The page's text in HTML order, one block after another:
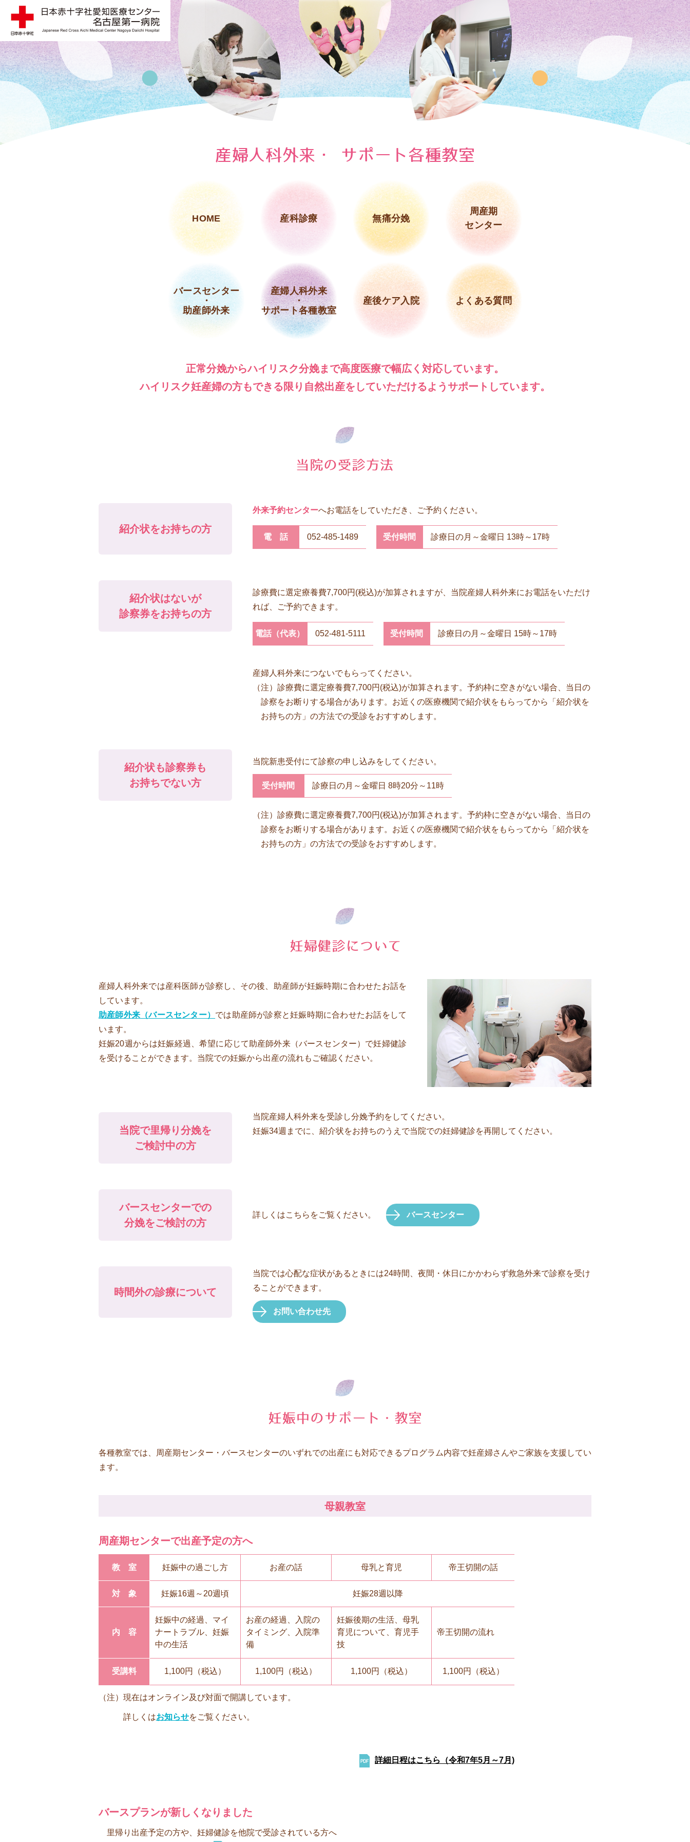
日本赤十字社 愛知医療センター名古屋第一病院
産婦人科外来・ サポート各種教室
HOME 産科診療 無痛分娩
周産期
センター
バースセンター
・
助産師外来
産婦人科外来
・
サポート各種教室
産後ケア入院 よくある質問
正常分娩からハイリスク分娩まで高度医療で幅広く対応しています。
ハイリスク妊産婦の方もできる限り自然出産をしていただけるようサポートしています。
紹介状をお持ちの方
外来予約センターへお電話をしていただき、ご予約ください。
電話 052-485-1489 受付時間 診療日の月～金曜日 13時～17時
紹介状はないが
診察券をお持ちの方
診療費に選定療養費7,700円(税込)が加算されますが、当院産婦人科外来にお電話をいただけ
れば、ご予約できます。
電話（代表） 052-481-5111 受付時間 診療日の月～金曜日 15時～17時
産婦人科外来につないでもらってください。
（注） 診療費に選定療養費7,700円(税込)が加算されます。予約枠に空きがない場合、当日の
診察をお断りする場合があります。お近くの医療機関で紹介状をもらってから「紹介状を
お持ちの方」の方法での受診をおすすめします。
紹介状も診察券も
お持ちでない方
当院新患受付にて診察の申し込みをしてください。
受付時間 診療日の月～金曜日 8時20分～11時
（注） 診療費に選定療養費7,700円(税込)が加算されます。予約枠に空きがない場合、当日の
診察をお断りする場合があります。お近くの医療機関で紹介状をもらってから「紹介状を
お持ちの方」の方法での受診をおすすめします。
産婦人科外来では産科医師が診察し、その後、助産師が妊娠時期に合わせたお話を
しています。
助産師外来（バースセンター） では助産師が診察と妊娠時期に合わせたお話をして
います。
妊娠20週からは妊娠経過、希望に応じて助産師外来（バースセンター）で妊婦健診
を受けることができます。当院での妊娠から出産の流れもご確認ください。
当院で里帰り分娩を
ご検討中の方
当院産婦人科外来を受診し分娩予約をしてください。
妊娠34週までに、紹介状をお持ちのうえで当院での妊婦健診を再開してください。
バースセンターでの
分娩をご検討の方
詳しくはこちらをご覧ください。 バースセンター
時間外の診療について
当院では心配な症状があるときには24時間、夜間・休日にかかわらず救急外来で診察を受け
ることができます。
お問い合わせ先
各種教室では、周産期センター・バースセンターのいずれでの出産にも対応できるプログラム内容で妊産婦さんやご家族を支援してい
ます。
母親教室
周産期センターで出産予定の方へ
教室 妊娠中の過ごし方 お産の話 母乳と育児 帝王切開の話
対象 妊娠16週～20週頃 妊娠28週以降
内容
妊娠中の経過、マイ
ナートラブル、妊娠
中の生活
お産の経過、入院の
タイミング、入院準
備
妊娠後期の生活、母乳
育児について、育児手
技
帝王切開の流れ
受講料 1,100円（税込） 1,100円（税込） 1,100円（税込） 1,100円（税込）
（注）現在はオンライン及び対面で開講しています。
詳しくはお知らせをご覧ください。
詳細日程はこちら（令和7年5月～7月)
バースプランが新しくなりました
里帰り出産予定の方や、妊婦健診を他院で受診されている方へ